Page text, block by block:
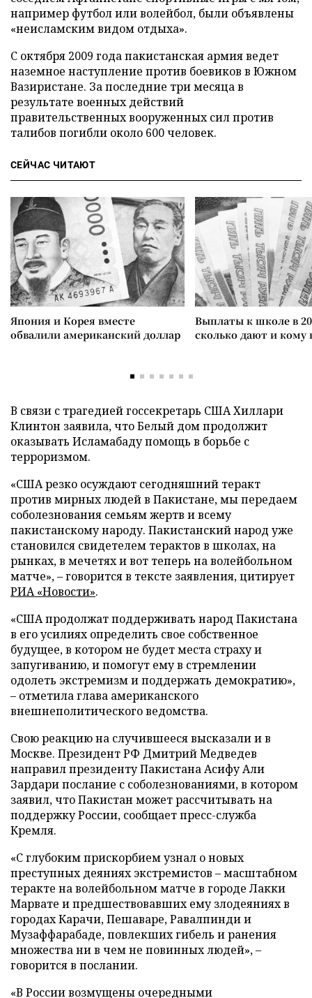
например футбол или волейбол, были объявлены
«неисламским видом отдыха».
С октября 2009 года пакистанская армия ведет
наземное наступление против боевиков в Южном
Вазиристане. За последние три месяца в
результате военных действий
правительственных вооруженных сил против
талибов погибли около 600 человек.
СЕЙЧАС ЧИТАЮТ
Япония и Корея вместе
обвалили американский доллар
Выплаты к школе в
сколько дают и
В связи с трагедией госсекретарь США Хиллари
Клинтон заявила, что Белый дом продолжит
оказывать Исламабаду помощь в борьбе с
терроризмом.
«США резко осуждают сегодняшний теракт
против мирных людей в Пакистане, мы передаем
соболезнования семьям жертв и всему
пакистанскому народу. Пакистанский народ уже
становился свидетелем терактов в школах, на
рынках, в мечетях и вот теперь на волейбольном
матче», – говорится в тексте заявления, цитирует
РИА «Новости».
«США продолжат поддерживать народ Пакистана
в его усилиях определить свое собственное
будущее, в котором не будет места страху и
запугиванию, и помогут ему в стремлении
одолеть экстремизм и поддержать демократию»,
– отметила глава американского
внешнеполитического ведомства.
Свою реакцию на случившееся высказали и в
Москве. Президент РФ Дмитрий Медведев
направил президенту Пакистана Асифу Али
Зардари послание с соболезнованиями, в котором
заявил, что Пакистан может рассчитывать на
поддержку России, сообщает пресс-служба
Кремля.
«С глубоким прискорбием узнал о новых
преступных деяниях экстремистов – масштабном
теракте на волейбольном матче в городе Лакки
Марвате и предшествовавших ему злодеяниях в
городах Карачи, Пешаваре, Равалпинди и
Музаффарабаде, повлекших гибель и ранения
множества ни в чем не повинных людей», –
говорится в послании.
«В России возмущены очередными